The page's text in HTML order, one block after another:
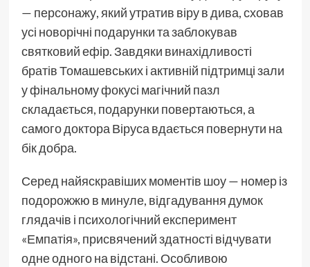
— персонажу, який утратив віру в дива, сховав
усі новорічні подарунки та заблокував
святковий ефір. Завдяки винахідливості
братів Томашевських і активній підтримці зали
у фінальному фокусі магічний пазл
складається, подарунки повертаються, а
самого доктора Віруса вдається повернути на
бік добра.
Серед найяскравіших моментів шоу — номер із
подорожжю в минуле, відгадування думок
глядачів і психологічний експеримент
«Емпатія», присвячений здатності відчувати
одне одного на відстані. Особливою